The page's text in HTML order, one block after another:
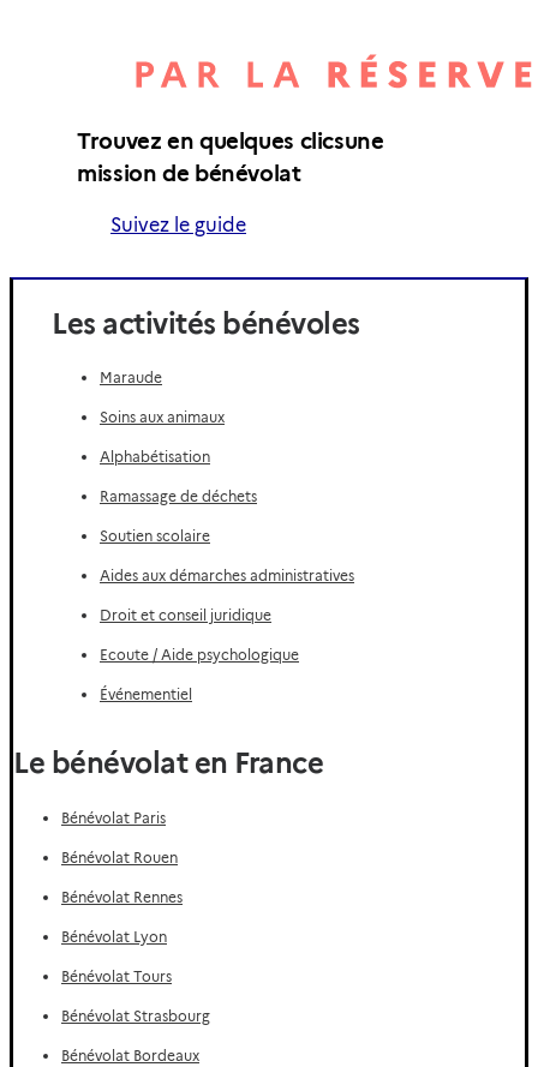
Trouvez en quelques clicsune
mission de bénévolat
Suivez le guide
Les activités bénévoles
Maraude
Soins aux animaux
Alphabétisation
Ramassage de déchets
Soutien scolaire
Aides aux démarches administratives
Droit et conseil juridique
Ecoute / Aide psychologique
Événementiel
Le bénévolat en France
Bénévolat Paris
Bénévolat Rouen
Bénévolat Rennes
Bénévolat Lyon
Bénévolat Tours
Bénévolat Strasbourg
Bénévolat Bordeaux